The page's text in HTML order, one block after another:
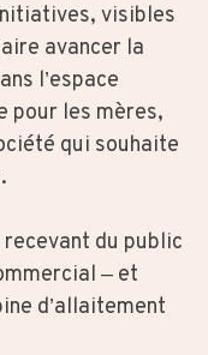
visibles
avancer la
l’espace
pour les mères,
qui souhaite
recevant du public
– et
d’allaitement